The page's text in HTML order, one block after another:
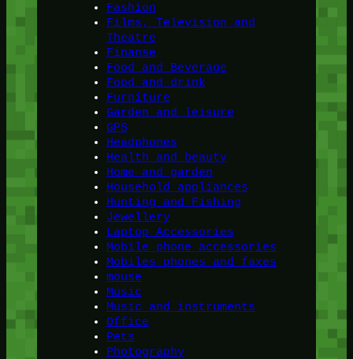
Fashion
Films, Television and
Theatre
Finanse
Food and Beverage
Food and drink
Furniture
Garden and leisure
GPS
Headphones
Health and beauty
Home and garden
Household appliances
Hunting and Fishing
Jewellery
Laptop Accessories
Mobile phone accessories
Mobiles phones and faxes
mouse
Music
Music and instruments
Office
Pets
Photography